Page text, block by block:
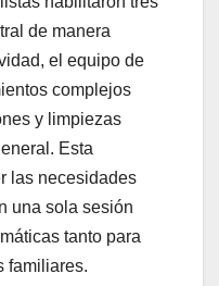
de manera
el equipo de
complejos
y limpiezas
Esta
las necesidades
una sola sesión
tanto para
familiares.